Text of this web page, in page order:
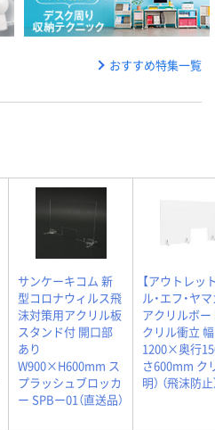
おすすめ特集一覧
サンケーキコム 新
型コロナウィルス飛
沫対策用アクリル板
スタンド付 開口部
あり
W900×H600mm ス
プラッシュブロッカ
ー SPBー01（直送品）
【アウトレッ
ル・エフ・ヤ
アクリルボー
クリル衝立 幅
1200×奥行
さ600mm ク
明） （飛沫防